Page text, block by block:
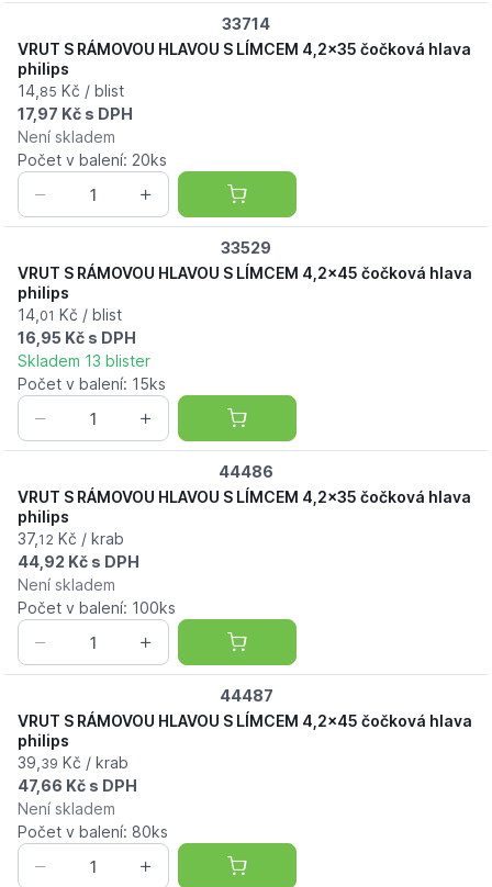
33714
VRUT S RÁMOVOU HLAVOU S LÍMCEM 4,2x35 čočková hlava
philips
14, 85 Kč / blist
17,97 Kč s DPH
Není skladem
Počet v balení: 20ks
33529
VRUT S RÁMOVOU HLAVOU S LÍMCEM 4,2x45 čočková hlava
philips
14, 01 Kč / blist
16,95 Kč s DPH
Skladem 13 blister
Počet v balení: 15ks
44486
VRUT S RÁMOVOU HLAVOU S LÍMCEM 4,2x35 čočková hlava
philips
37, 12 Kč / krab
44,92 Kč s DPH
Není skladem
Počet v balení: 100ks
44487
VRUT S RÁMOVOU HLAVOU S LÍMCEM 4,2x45 čočková hlava
philips
39, 39 Kč / krab
47,66 Kč s DPH
Není skladem
Počet v balení: 80ks